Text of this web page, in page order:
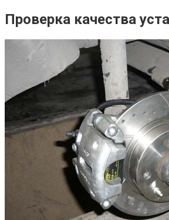
Проверка качества